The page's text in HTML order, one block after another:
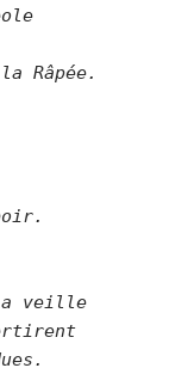
la Râpée.
la veille